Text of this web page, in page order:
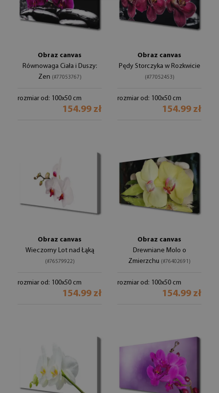
Obraz canvas
Równowaga Ciała i Duszy:
Zen (#77053767)
rozmiar od: 100x50 cm
154.99 zł
Obraz canvas
Pędy Storczyka w Rozkwicie
(#77052453)
rozmiar od: 100x50 cm
154.99 zł
Obraz canvas
Wieczorny Lot nad Łąką
(#76579922)
rozmiar od: 100x50 cm
154.99 zł
Obraz canvas
Drewniane Molo o
Zmierzchu (#76402691)
rozmiar od: 100x50 cm
154.99 zł